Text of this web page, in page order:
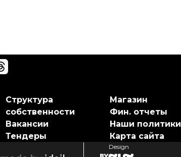
Структура
собственности
Вакансии
Тендеры
Магазин
Фин. отчеты
Наши политики
Карта сайта
Design